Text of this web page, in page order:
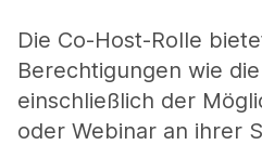
Die Co-Host-Rolle
Berechtigungen wie
einschließlich der
oder Webinar an ihrer